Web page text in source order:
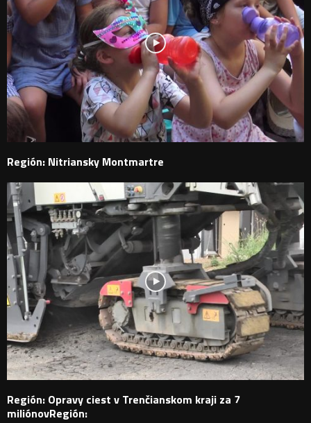
Región: Nitriansky Montmartre
Región: Opravy ciest v Trenčianskom kraji za 7
miliónovRegión: